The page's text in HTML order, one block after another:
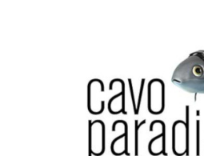
Science & Tech